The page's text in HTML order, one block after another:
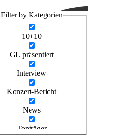
Filter by Kategorien
10+10
GL präsentiert
Interview
Konzert-Bericht
News
Tonträger